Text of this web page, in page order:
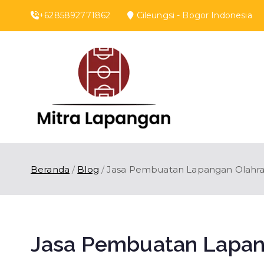
+6285892771862 Cileungsi - Bogor
Beranda Blog Jasa Pembuatan Lapangan
Jasa Pembuatan